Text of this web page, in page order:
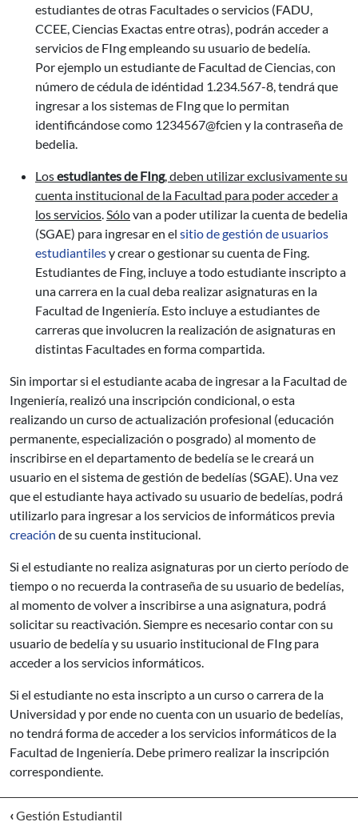
estudiantes de otras Facultades o servicios (FADU,
CCEE, Ciencias Exactas entre otras), podrán acceder a
servicios de FIng empleando su usuario de bedelía.
Por ejemplo un estudiante de Facultad de Ciencias, con
número de cédula de idéntidad 1.234.567-8, tendrá que
ingresar a los sistemas de FIng que lo permitan
identificándose como 1234567@fcien y la contraseña de
bedelia.
Losestudiantes de FIng, deben utilizar exclusivamente su
cuenta institucional de la Facultad para poder acceder a
los servicios.Sólovan a poder utilizar la cuenta de bedelia
(SGAE) para ingresar en el sitio de gestión de usuarios
estudiantilesy crear o gestionar su cuenta de Fing.
Estudiantes de Fing, incluye a todo estudiante inscripto a
una carrera en la cual deba realizar asignaturas en la
Facultad de Ingeniería. Esto incluye a estudiantes de
carreras que involucren la realización de asignaturas en
distintas Facultades en forma compartida.
Sin importar si el estudiante acaba de ingresar a la Facultad de
Ingeniería, realizó una inscripción condicional, o esta
realizando un curso de actualización profesional (educación
permanente, especialización o posgrado) al momento de
inscribirse en el departamento de bedelía se le creará un
usuario en el sistema de gestión de bedelías (SGAE). Una vez
que el estudiante haya activado su usuario de bedelías, podrá
utilizarlo para ingresar a los servicios de informáticos previa
creación de su cuenta institucional.
Si el estudiante no realiza asignaturas por un cierto período de
tiempo o no recuerda la contraseña de su usuario de bedelías,
al momento de volver a inscribirse a una asignatura, podrá
solicitar su reactivación. Siempre es necesario contar con su
usuario de bedelía y su usuario institucional de FIng para
acceder a los servicios informáticos.
Si el estudiante no esta inscripto a un curso o carrera de la
Universidad y por ende no cuenta con un usuario de bedelías,
no tendrá forma de acceder a los servicios informáticos de la
Facultad de Ingeniería. Debe primero realizar la inscripción
correspondiente.
‹Gestión Estudiantil